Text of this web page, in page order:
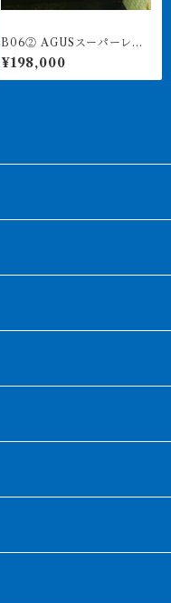
B06② AGUSスーパーレッ
ドF4 19㎝前後 PT.ARWA
NA LESTARI アジアアロワ
ナ 紅龍 260-005123
¥198,000